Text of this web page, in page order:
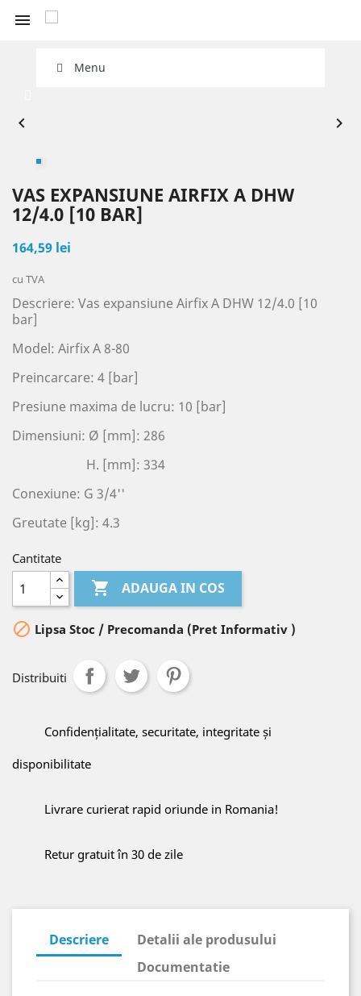
Add to wishlist
Create new list
Create wishlist
Sign in
You need to be logged in to save products in your

Menu
 
VAS EXPANSIUNE AIRFIX A DHW
12/4.0 [10 BAR]
164,59 lei
cu TVA
Descriere: Vas expansiune Airfix A DHW 12/4.0 [10
bar]
Model: Airfix A 8-80
Preincarcare: 4 [bar]
Presiune maxima de lucru: 10 [bar]
Dimensiuni: Ø [mm]: 286
H. [mm]: 334
Conexiune: G 3/4''
Greutate [kg]: 4.3
Cantitate
 ADAUGA IN COS
 Lipsa Stoc / Precomanda (Pret Informativ )
Distribuiti
Confidențialitate, securitate, integritate și
disponibilitate
Livrare curierat rapid oriunde in Romania!
Retur gratuit în 30 de zile
Descriere
Detalii ale produsului
Documentatie